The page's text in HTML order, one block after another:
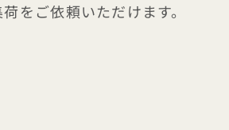
をご依頼いただけます。